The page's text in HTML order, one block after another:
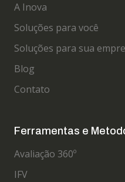
A Inova
Soluções para você
Soluções para sua
Blog
Contato
Ferramentas e
Avaliação 360º
IFV